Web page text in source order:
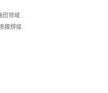
HDPE土工膜：化工、石化、油田领域的“全能防护盾”
暴雨季施工必备：高温环境防渗膜焊接安全操作手